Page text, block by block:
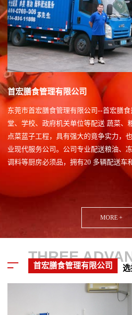
首宏膳食管理有限公司
东莞市首宏膳食管理有限公司--首宏膳
堂、学校、政府机关单位等配送 蔬菜、
点菜蓝子工程，具有强大的竟争实力，
业现代服务公司。公司专业配送粮油、
调料等厨房必须品，拥有20 多辆配送车
MORE +
THREE
首宏膳食管理有限公司 选